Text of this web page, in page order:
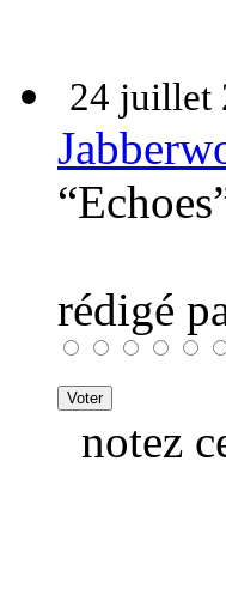
24 juillet
rédigé
notez